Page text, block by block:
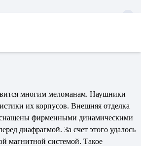
многим меломанам. Наушники
их корпусов. Внешняя отделка
фирменными динамическими
диафрагмой. За счет этого удалось
магнитной системой. Такое